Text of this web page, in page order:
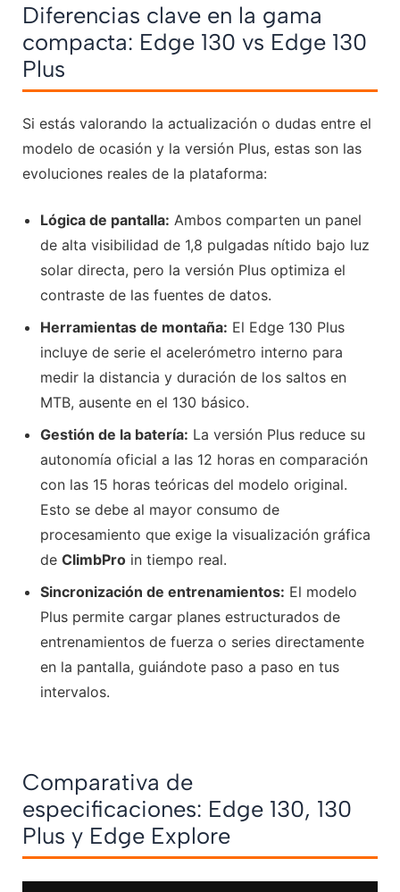
Diferencias clave en la gama
compacta: Edge 130 vs Edge 130
Plus
Si estás valorando la actualización o dudas entre el
modelo de ocasión y la versión Plus, estas son las
evoluciones reales de la plataforma:
Lógica de pantalla: Ambos comparten un panel
de alta visibilidad de 1,8 pulgadas nítido bajo luz
solar directa, pero la versión Plus optimiza el
contraste de las fuentes de datos.
Herramientas de montaña: El Edge 130 Plus
incluye de serie el acelerómetro interno para
medir la distancia y duración de los saltos en
MTB, ausente en el 130 básico.
Gestión de la batería: La versión Plus reduce su
autonomía oficial a las 12 horas en comparación
con las 15 horas teóricas del modelo original.
Esto se debe al mayor consumo de
procesamiento que exige la visualización gráfica
de ClimbPro in tiempo real.
Sincronización de entrenamientos: El modelo
Plus permite cargar planes estructurados de
entrenamientos de fuerza o series directamente
en la pantalla, guiándote paso a paso en tus
intervalos.
Comparativa de
especificaciones: Edge 130, 130
Plus y Edge Explore